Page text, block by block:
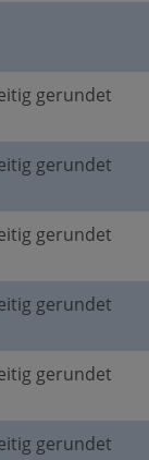
gerundet
gerundet
gerundet
gerundet
gerundet
gerundet